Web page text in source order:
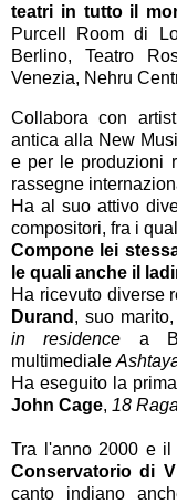
teatri in tutto il
Purcell Room di
Berlino, Teatro
Venezia, Nehru
Collabora con
antica alla New
e per le produzioni
rassegne
Ha al suo attivo
compositori, fra i
Compone lei
le quali anche il
Ha ricevuto diverse
Durand , suo
in residence a
multimediale
Ha eseguito la
John Cage, 18
Tra l'anno 2000 e il
Conservatorio di
canto indiano